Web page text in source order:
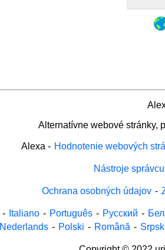
Alternatívne webové stránky,
Alexa - Hodnotenie webových
Nástroje
Ochrana osobných údajov -
- Italiano - Português - Русский -
Nederlands - Polski - Română -